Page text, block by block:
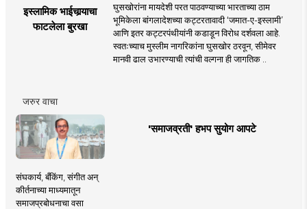
इस्लामिक भाईचार्‍याचा
फाटलेला बुरखा
घुसखोरांना मायदेशी परत पाठवण्याच्या भारताच्या ठाम
भूमिकेला बांगलादेशच्या कट्टरतावादी ‘जमात-ए-इस्लामी’
आणि इतर कट्टरपंथीयांनी कडाडून विरोध दर्शवला आहे.
स्वतःच्याच मुस्लीम नागरिकांना घुसखोर ठरवून, सीमेवर
मानवी ढाल उभारण्याची त्यांची वल्गना ही जागतिक ..
जरुर वाचा
'समाजव्रती' हभप सुयोग आपटे
संघकार्य, बँकिंग, संगीत अन्
कीर्तनाच्या माध्यमातून
समाजप्रबोधनाचा वसा